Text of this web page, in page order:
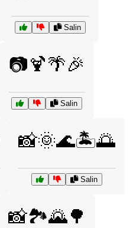
Salin
📷🍹🌴🎉
Salin
📸🌞🌊🏝️🌅
Salin
📸🏞️🌄🌳